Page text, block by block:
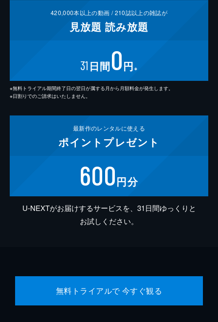
420,000本以上の動画 /210誌以上の雑誌が
見放題 読み放題
31 日間0円 ※
※無料トライアル期間終了日の翌日が属する月から月額料金が発生します。
※日割りでのご請求はいたしません。
最新作のレンタルに使える
ポイント プレゼント
600円分
U-NEXTがお届けするサービスを、31日間ゆっくりと
お試しください。
無料トライアルで 今すぐ観る